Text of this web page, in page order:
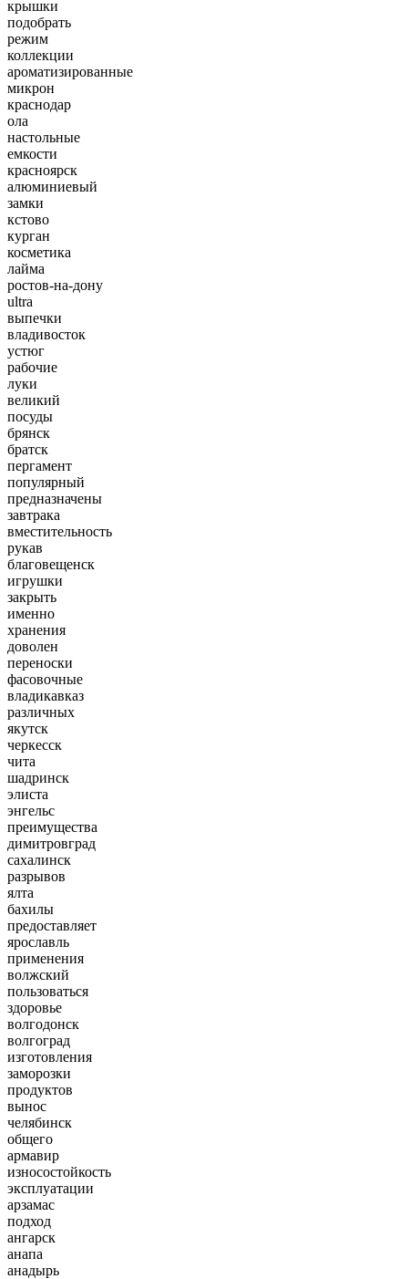
крышки
подобрать
режим
коллекции
ароматизированные
микрон
краснодар
ола
настольные
емкости
красноярск
алюминиевый
замки
кстово
курган
косметика
лайма
ростов-на-дону
ultra
выпечки
владивосток
устюг
рабочие
луки
великий
посуды
брянск
братск
пергамент
популярный
предназначены
завтрака
вместительность
рукав
благовещенск
игрушки
закрыть
именно
хранения
доволен
переноски
фасовочные
владикавказ
различных
якутск
черкесск
чита
шадринск
элиста
энгельс
преимущества
димитровград
сахалинск
разрывов
ялта
бахилы
предоставляет
ярославль
применения
волжский
пользоваться
здоровье
волгодонск
волгоград
изготовления
заморозки
продуктов
вынос
челябинск
общего
армавир
износостойкость
эксплуатации
арзамас
подход
ангарск
анапа
анадырь